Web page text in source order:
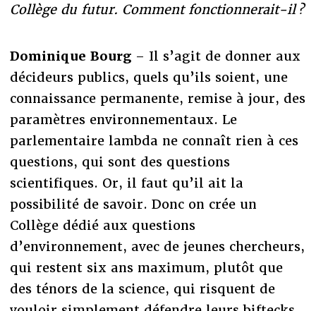
Collège du futur. Comment fonctionnerait-il ?
Dominique Bourg– Il s’agit de donner aux
décideurs publics, quels qu’ils soient, une
connaissance permanente, remise à jour, des
paramètres environnementaux. Le
parlementaire lambda ne connaît rien à ces
questions, qui sont des questions
scientifiques. Or, il faut qu’il ait la
possibilité de savoir. Donc on crée un
Collège dédié aux questions
d’environnement, avec de jeunes chercheurs,
qui restent six ans maximum, plutôt que
des ténors de la science, qui risquent de